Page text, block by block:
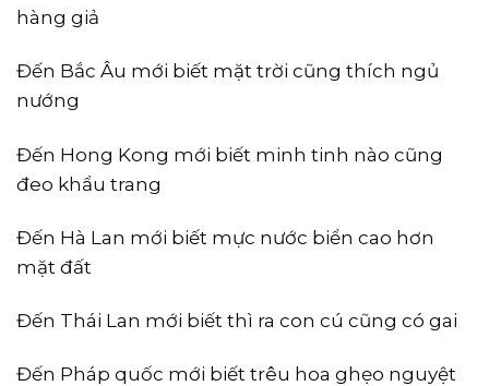
hàng giả
Đến Bắc Âu mới biết mặt trời cũng thích ngủ
nướng
Đến Hong Kong mới biết minh tinh nào cũng
đeo khẩu trang
Đến Hà Lan mới biết mực nước biển cao hơn
mặt đất
Đến Thái Lan mới biết thì ra con cú cũng có gai
Đến Pháp quốc mới biết trêu hoa ghẹo nguyệt